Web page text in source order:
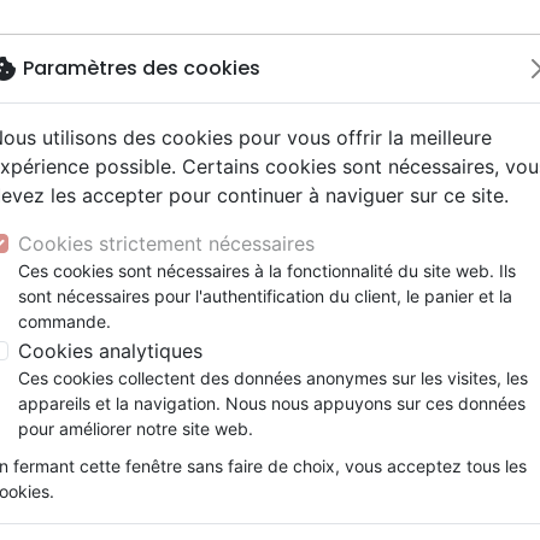
NouveautésBibles
courant / NFC
fondamental
Autres versions
Bibles d'étude
Bibles audio
Bibles gros caractères
Calendriers
autres langues
Livres
adoration
santé +
famille +
Messianique
+
bio
spirituel
Mission, évangélisation
Fin des temps
Personnages de la Bible
Création, évolution
Théâtre, saynettes
Jeunesse
6-9 ans
9-12 ans
jeunes
Enseignement jeunesse
Livres d'activités
Cadeaux Bébé
enfant Recueils et partitions
DVD concert
cultuels
Croix/cadres
Porte clés
Posters
Bloc notes
toi !
Repens-toi !
Détails du produit
Référence
SV504FR
EAN / ISBN
Editeur
BIBLE &
Paramètres des cookies
utilisons des cookies pour vous offrir la meilleure
possible. Certains cookies sont nécessaires,
les accepter pour continuer à naviguer sur ce site.
Cookies strictement nécessaires
Ces cookies sont nécessaires à la fonctionnalité du site web. Ils
sont nécessaires pour l'authentification du client, le panier et la
commande.
Cookies analytiques
Ces cookies collectent des données anonymes sur les visites, les
appareils et la navigation. Nous nous appuyons sur ces données
pour améliorer notre site web.
fermant cette fenêtre sans faire de choix, vous acceptez tous les